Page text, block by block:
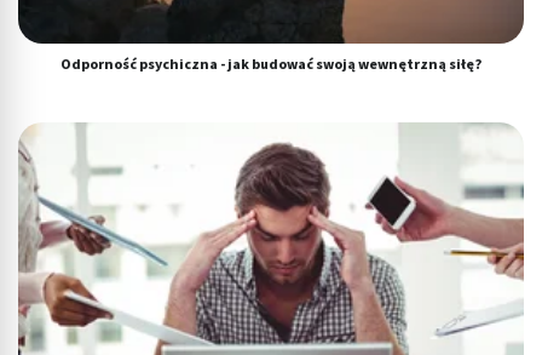
Odporność psychiczna - jak budować swoją wewnętrzną siłę?